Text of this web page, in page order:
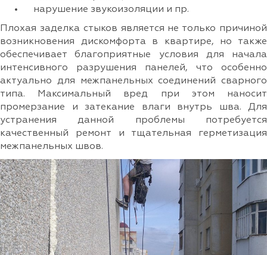
нарушение звукоизоляции и пр.
Плохая заделка стыков является не только причиной
возникновения дискомфорта в квартире, но также
обеспечивает благоприятные условия для начала
интенсивного разрушения панелей, что особенно
актуально для межпанельных соединений сварного
типа. Максимальный вред при этом наносит
промерзание и затекание влаги внутрь шва. Для
устранения данной проблемы потребуется
качественный ремонт и тщательная герметизация
межпанельных швов.